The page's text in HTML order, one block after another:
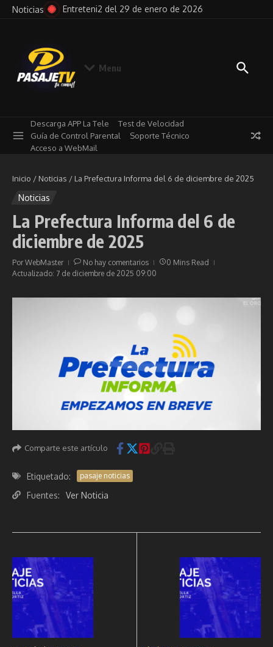
Saltar al contenido
Noticias
de 2026 Pensando en Voz Alta del 29 de enero de
Menu
Descarga APP La Tele
Test de Velocidad
Guía de Control Parental
Soporte Técnico
Acceso a WebMail
Inicio / Noticias / La Prefectura Informa del 6 de diciembre de 2025
Noticias
La Prefectura Informa del 6 de
diciembre de 2025
PorWebMaster No hay comentarios
0 Mins Read
Actualizado: 7 de diciembre de 2025 09:00
Comparte este artículo
Etiquetado: pasaje noticias
Fuentes: Ver Noticia